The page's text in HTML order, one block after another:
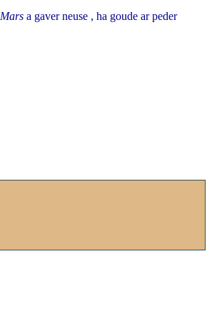
Marsa gaver neuse , ha goude ar peder